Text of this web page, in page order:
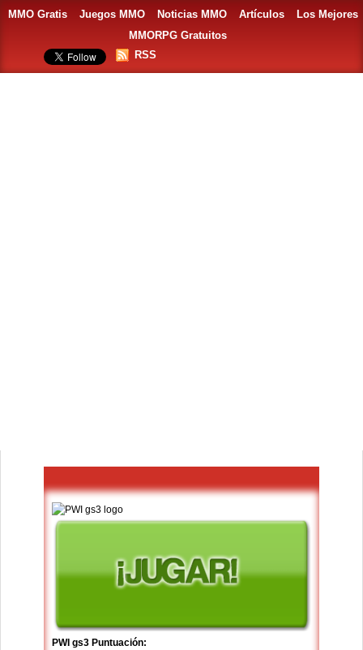
MMO Gratis Juegos MMO Noticias MMO Artículos
Los Mejores
MMORPG Gratuitos
RSS
PWI gs3 Puntuación: